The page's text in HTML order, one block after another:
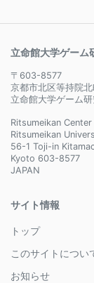
立命館大学ゲーム
〒603-8577
京都市北区等持院
立命館大学ゲーム
Ritsumeikan
Ritsumeikan
56-1 Toji-in
Kyoto 603-8577
JAPAN
サイト情報
トップ
このサイトについ
お知らせ